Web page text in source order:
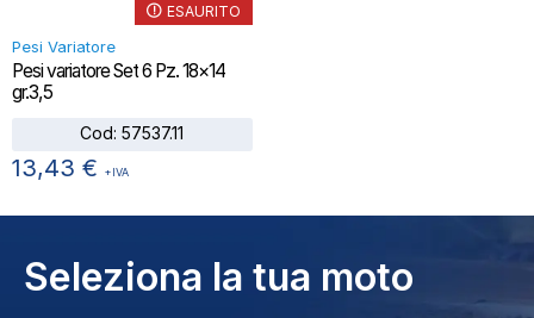
Pesi Variatore
Pesi variatore Set 6 Pz. 18×14
gr.3,5
Cod: 57537.11
13,43 € +IVA
ESAURITO
Seleziona la tua moto